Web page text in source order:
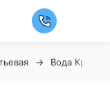
Вода